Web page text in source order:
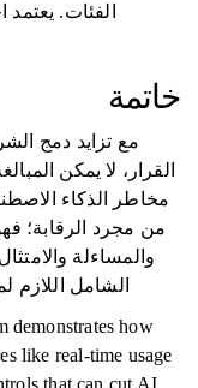
الفئات. يعتمد
خاتمة
مع تزايد دمج
القرار، لا يمكن
مخاطر الذكاء
من مجرد الرقابة؛
والمساءلة
الشامل اللازم
demonstrates how
like real-time usage
that can cut AI